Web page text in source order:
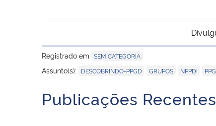
Registrado em SEM CATEGORIA
Assunto(s): DESCOBRINDO-PPGD GRUPOS NPPDI
Publicações Recentes